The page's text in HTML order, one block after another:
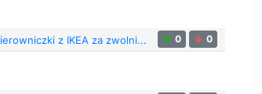
z IKEA za zwolni... 0 0